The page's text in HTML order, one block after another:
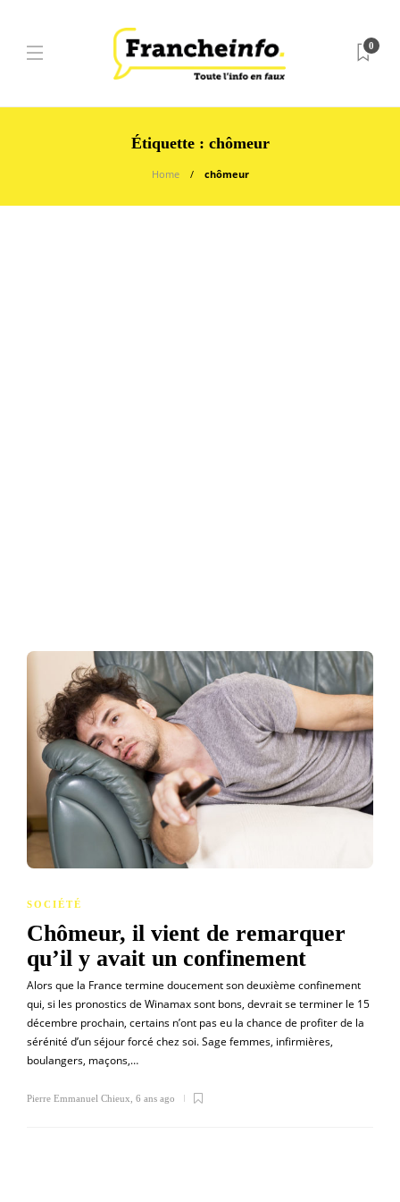
0
Étiquette : chômeur
Home chômeur
SOCIÉTÉ
Chômeur, il vient de remarquer
qu’il y avait un confinement
Alors que la France termine doucement son deuxième confinement
qui, si les pronostics de Winamax sont bons, devrait se terminer le 15
décembre prochain, certains n’ont pas eu la chance de profiter de la
sérénité d’un séjour forcé chez soi. Sage femmes, infirmières,
boulangers, maçons,…
Pierre Emmanuel Chieux 6 ans ago